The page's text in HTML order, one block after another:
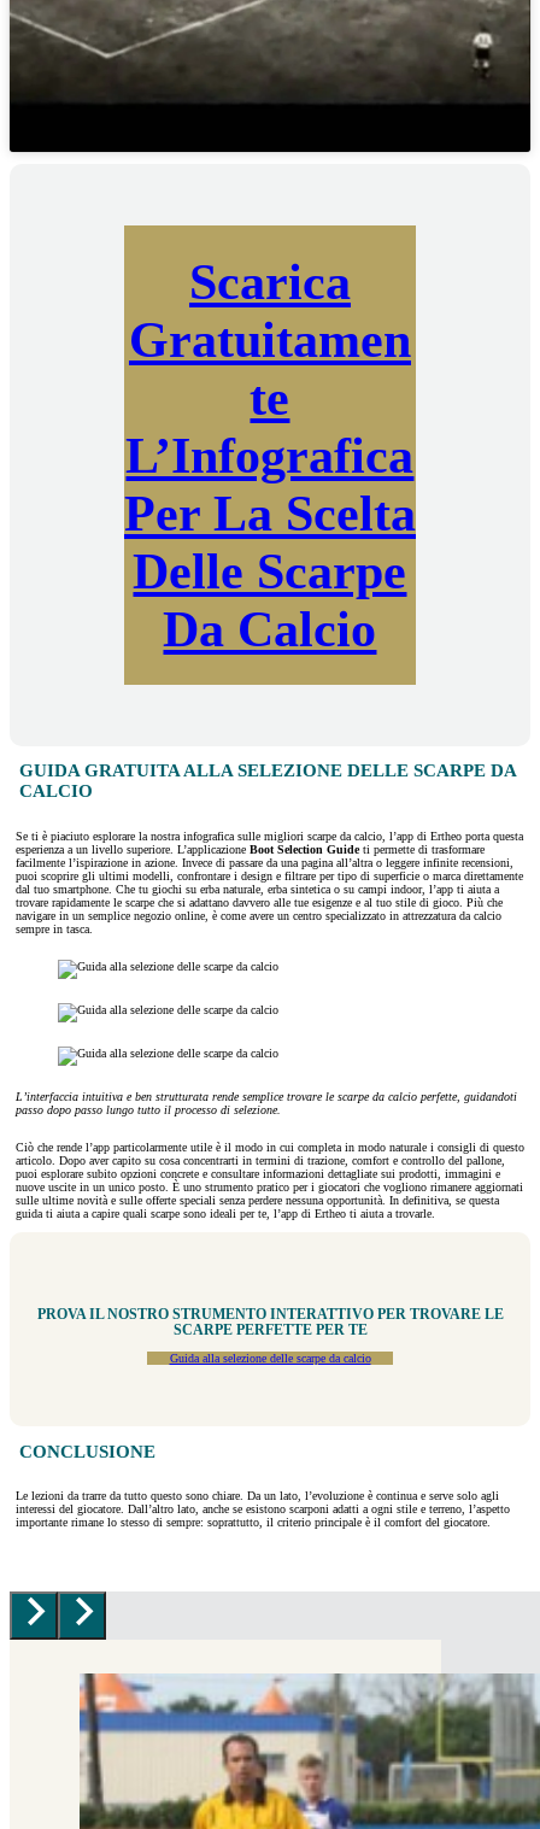
Scarica
Gratuitamen
te
L’Infografica
Per La Scelta
Delle Scarpe
Da Calcio
GUIDA GRATUITA ALLA SELEZIONE DELLE SCARPE DA
CALCIO
Se ti è piaciuto esplorare la nostra infografica sulle migliori scarpe da calcio, l’app di Ertheo porta questa
esperienza a un livello superiore. L’applicazione Boot Selection Guideti permette di trasformare
facilmente l’ispirazione in azione. Invece di passare da una pagina all’altra o leggere infinite recensioni,
puoi scoprire gli ultimi modelli, confrontare i design e filtrare per tipo di superficie o marca direttamente
dal tuo smartphone. Che tu giochi su erba naturale, erba sintetica o su campi indoor, l’app ti aiuta a
trovare rapidamente le scarpe che si adattano davvero alle tue esigenze e al tuo stile di gioco. Più che
navigare in un semplice negozio online, è come avere un centro specializzato in attrezzatura da calcio
sempre in tasca.
L’interfaccia intuitiva e ben strutturata rende semplice trovare le scarpe da calcio perfette, guidandoti
passo dopo passo lungo tutto il processo di selezione.
Ciò che rende l’app particolarmente utile è il modo in cui completa in modo naturale i consigli di questo
articolo. Dopo aver capito su cosa concentrarti in termini di trazione, comfort e controllo del pallone,
puoi esplorare subito opzioni concrete e consultare informazioni dettagliate sui prodotti, immagini e
nuove uscite in un unico posto. È uno strumento pratico per i giocatori che vogliono rimanere aggiornati
sulle ultime novità e sulle offerte speciali senza perdere nessuna opportunità. In definitiva, se questa
guida ti aiuta a capire quali scarpe sono ideali per te, l’app di Ertheo ti aiuta a trovarle.
PROVA IL NOSTRO STRUMENTO INTERATTIVO PER TROVARE LE
SCARPE PERFETTE PER TE
Guida alla selezione delle scarpe da calcio
CONCLUSIONE
Le lezioni da trarre da tutto questo sono chiare. Da un lato, l’evoluzione è continua e serve solo agli
interessi del giocatore. Dall’altro lato, anche se esistono scarponi adatti a ogni stile e terreno, l’aspetto
importante rimane lo stesso di sempre: soprattutto, il criterio principale è il comfort del giocatore.